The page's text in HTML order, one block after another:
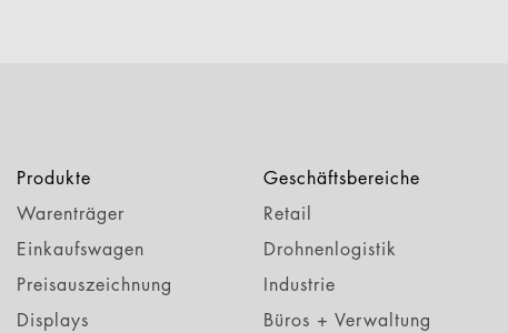
Produkte
Warenträger
Einkaufswagen
Preisauszeichnung
Displays
Geschäftsbereiche
Retail
Drohnenlogistik
Industrie
Büros + Verwaltung